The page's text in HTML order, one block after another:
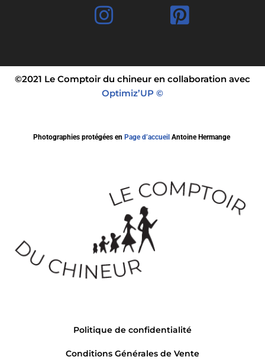
©2021 Le Comptoir du chineur en collaboration avec
Optimiz’UP ©
Photographies protégées en Page d’accueil Antoine Hermange
Politique de confidentialité
Conditions Générales de Vente